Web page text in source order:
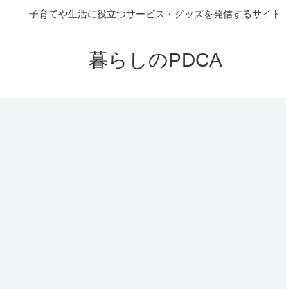
子育てや生活に役立つサービス・グッズを発信するサイト
暮らしのPDCA